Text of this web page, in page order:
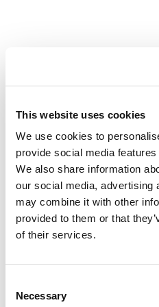
This website uses cookies
We use cookies to
provide social media
We also share information
our social media, advertising
may combine it with other
provided to them or that
of their services.
Selection
Necessary
even goed op alle
waar veel onderlinge
gebaat zijn bij
elementen zoals
beter inzetten op
zoals challenges
nodig hebben om ze
je goed nadenken